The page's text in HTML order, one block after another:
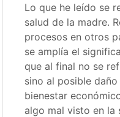
Lo que he leído se
salud de la madre.
procesos en otros
se amplía el
que al final no se
sino al posible daño
bienestar
algo mal visto en la